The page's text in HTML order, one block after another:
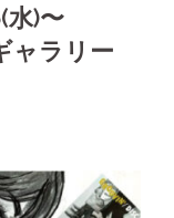
)〜
ャラリー